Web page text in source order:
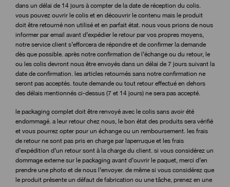
dans un délai de 14 jours à compter de la date de réception du colis.
vous pouvez ouvrir le colis et en découvrir le contenu mais le produit
doit être retourné non utilisé et en parfait état. nous vous prions de nous
informer par email avant d’expédier le retour par vos propres moyens,
notre service client s’efforcera de répondre et de confirmer la demande
dès que possible. après notre confirmation de l’échange ou du retour, le
ou les colis devront nous être envoyés dans un délai de 7 jours suivant la
date de confirmation. les articles retournés sans notre confirmation ne
seront pas acceptés. toute demande ou tout retour effectué en dehors
des délais mentionnés ci-dessus (7 et 14 jours) ne sera pas accepté.
le packaging complet doit être renvoyé avec le colis sans avoir été
endommagé. a leur retour chez nous, le bon état des produits sera vérifié
et vous pourrez opter pour un échange ou un remboursement. les frais
de retour ne sont pas pris en charge par laperruque et les frais
d’expédition d’un retour sont à la charge du client. si vous considérez un
dommage externe sur le packaging avant d’ouvrir le paquet, merci d’en
prendre une photo et de nous l’envoyer. de même si vous considérez que
le produit présente un défaut de fabrication ou une tâche, prenez en une